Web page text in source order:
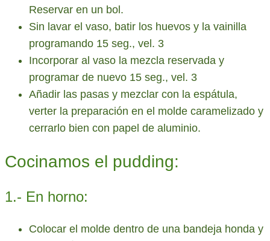
Reservar en un bol.
Sin lavar el vaso, batir los huevos y la vainilla
programando 15 seg., vel. 3
Incorporar al vaso la mezcla reservada y
programar de nuevo 15 seg., vel. 3
Añadir las pasas y mezclar con la espátula,
verter la preparación en el molde caramelizado y
cerrarlo bien con papel de aluminio.
Cocinamos el pudding:
1.- En horno:
Colocar el molde dentro de una bandeja honda y